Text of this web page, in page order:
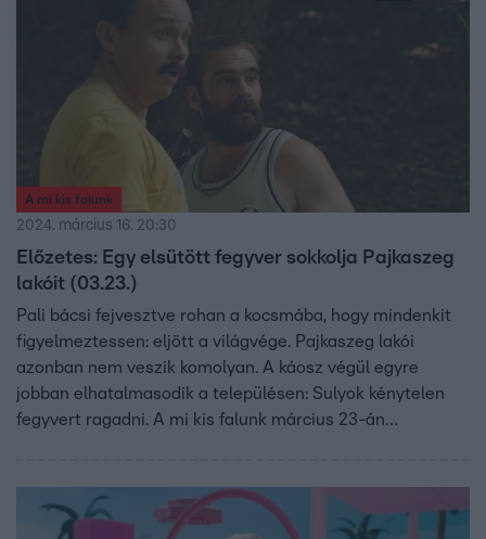
A mi kis falunk
2024. március 16. 20:30
Előzetes: Egy elsütött fegyver sokkolja Pajkaszeg
lakóit (03.23.)
Pali bácsi fejvesztve rohan a kocsmába, hogy mindenkit
figyelmeztessen: eljött a világvége. Pajkaszeg lakói
azonban nem veszik komolyan. A káosz végül egyre
jobban elhatalmasodik a településen: Sulyok kénytelen
fegyvert ragadni. A mi kis falunk március 23-án